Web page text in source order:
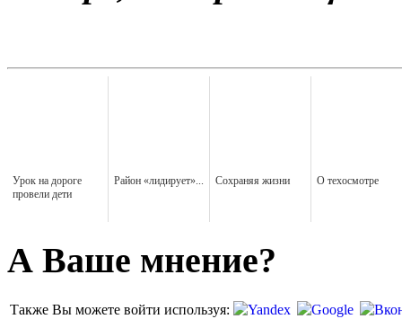
Урок на дороге
провели дети
Район «лидирует»... Сохраняя жизни О техосмотре
А Ваше мнение?
Также Вы можете войти используя: